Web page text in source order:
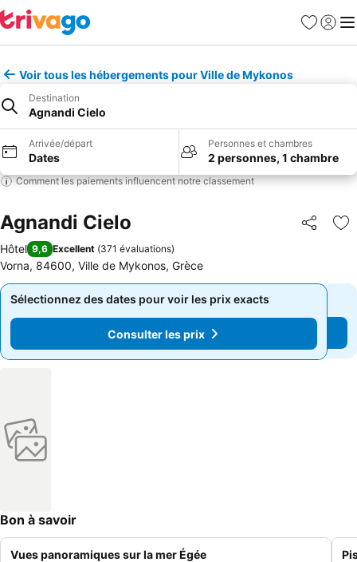
Favoris
Se
Voir tous les hébergements pour Ville de Mykonos
Destination
Agnandi Cielo
Arrivée/départ
Dates
Personnes et chambres
2 personnes, 1 chambre
Comment les paiements influencent notre classement
Agnandi Cielo Partager
Hôtel 9,6 Excellent (371 évaluations)
Vorna, 84600, Ville de Mykonos, Grèce
Sélectionnez des dates pour voir les prix exacts
Consulter les prix
Sélectionnez des dates pour voir les prix exacts
Consulter les prix
Bon à savoir
Vues panoramiques sur la mer Égée